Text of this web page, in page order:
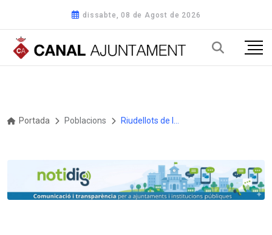
dissabte, 08 de Agost de 2026
Portada Poblacions